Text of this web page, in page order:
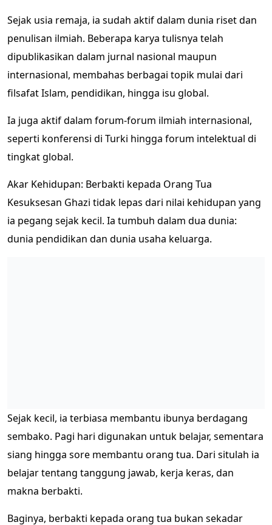
Sejak usia remaja, ia sudah aktif dalam dunia riset dan
penulisan ilmiah. Beberapa karya tulisnya telah
dipublikasikan dalam jurnal nasional maupun
internasional, membahas berbagai topik mulai dari
filsafat Islam, pendidikan, hingga isu global.
Ia juga aktif dalam forum-forum ilmiah internasional,
seperti konferensi di Turki hingga forum intelektual di
tingkat global.
Akar Kehidupan: Berbakti kepada Orang Tua
Kesuksesan Ghazi tidak lepas dari nilai kehidupan yang
ia pegang sejak kecil. Ia tumbuh dalam dua dunia:
dunia pendidikan dan dunia usaha keluarga.
Sejak kecil, ia terbiasa membantu ibunya berdagang
sembako. Pagi hari digunakan untuk belajar, sementara
siang hingga sore membantu orang tua. Dari situlah ia
belajar tentang tanggung jawab, kerja keras, dan
makna berbakti.
Baginya, berbakti kepada orang tua bukan sekadar